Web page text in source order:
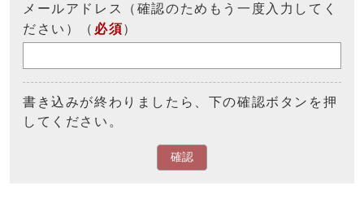
メールアドレス（確認のためもう一度入力してく
ださい）（ 必須）
書き込みが終わりましたら、下の確認ボタンを押
してください。
確認